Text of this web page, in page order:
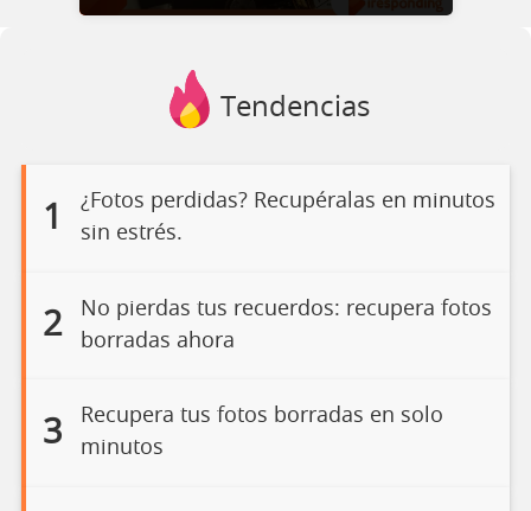
Tendencias
1
¿Fotos perdidas? Recupéralas en minutos
sin estrés.
2
No pierdas tus recuerdos: recupera fotos
borradas ahora
3
Recupera tus fotos borradas en solo
minutos